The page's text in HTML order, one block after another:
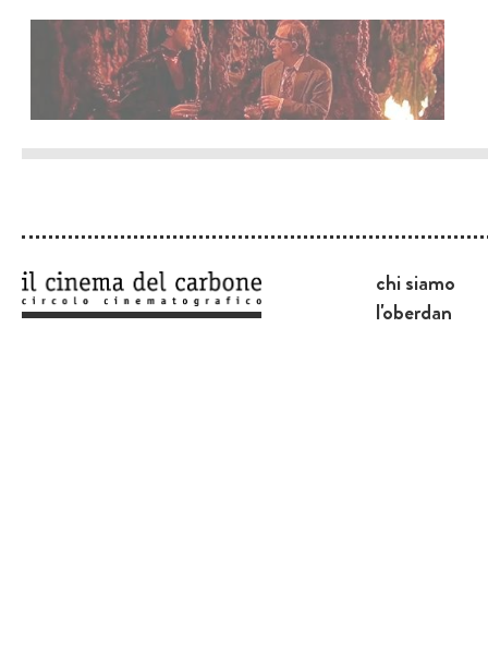
chi siamo
l'oberdan